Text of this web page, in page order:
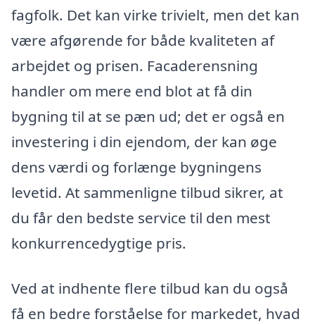
fagfolk. Det kan virke trivielt, men det kan
være afgørende for både kvaliteten af
arbejdet og prisen. Facaderensning
handler om mere end blot at få din
bygning til at se pæn ud; det er også en
investering i din ejendom, der kan øge
dens værdi og forlænge bygningens
levetid. At sammenligne tilbud sikrer, at
du får den bedste service til den mest
konkurrencedygtige pris.
Ved at indhente flere tilbud kan du også
få en bedre forståelse for markedet, hvad